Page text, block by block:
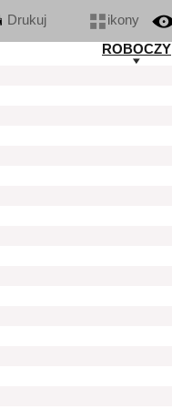
Drukuj ikony
ROBOCZY